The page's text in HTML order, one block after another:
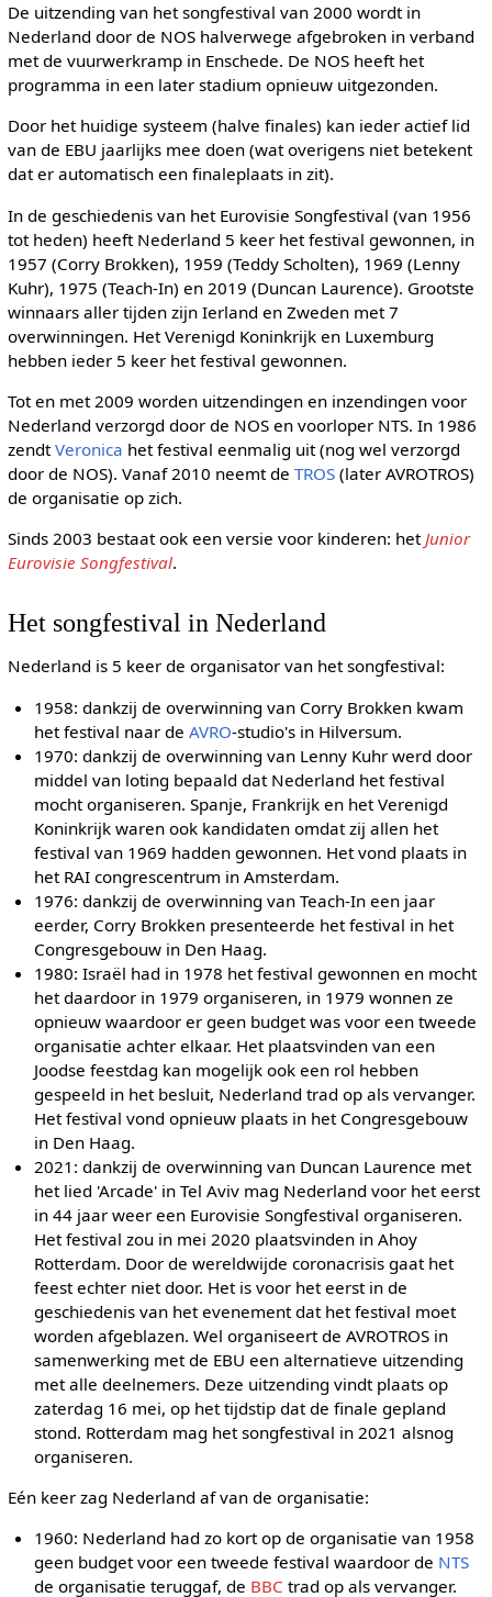
De uitzending van het songfestival van 2000 wordt in
Nederland door de NOS halverwege afgebroken in verband
met de vuurwerkramp in Enschede. De NOS heeft het
programma in een later stadium opnieuw uitgezonden.
Door het huidige systeem (halve finales) kan ieder actief lid
van de EBU jaarlijks mee doen (wat overigens niet betekent
dat er automatisch een finaleplaats in zit).
In de geschiedenis van het Eurovisie Songfestival (van 1956
tot heden) heeft Nederland 5 keer het festival gewonnen, in
1957 (Corry Brokken), 1959 (Teddy Scholten), 1969 (Lenny
Kuhr), 1975 (Teach-In) en 2019 (Duncan Laurence). Grootste
winnaars aller tijden zijn Ierland en Zweden met 7
overwinningen. Het Verenigd Koninkrijk en Luxemburg
hebben ieder 5 keer het festival gewonnen.
Tot en met 2009 worden uitzendingen en inzendingen voor
Nederland verzorgd door de NOS en voorloper NTS. In 1986
zendtVeronica het festival eenmalig uit (nog wel verzorgd
door de NOS). Vanaf 2010 neemt de TROS(later AVROTROS)
de organisatie op zich.
Sinds 2003 bestaat ook een versie voor kinderen: het Junior
Eurovisie Songfestival.
Het songfestival in Nederland
Nederland is 5 keer de organisator van het songfestival:
1958: dankzij de overwinning van Corry Brokken kwam
het festival naar deAVRO-studio's in Hilversum.
1970: dankzij de overwinning van Lenny Kuhr werd door
middel van loting bepaald dat Nederland het festival
mocht organiseren. Spanje, Frankrijk en het Verenigd
Koninkrijk waren ook kandidaten omdat zij allen het
festival van 1969 hadden gewonnen. Het vond plaats in
het RAI congrescentrum in Amsterdam.
1976: dankzij de overwinning van Teach-In een jaar
eerder, Corry Brokken presenteerde het festival in het
Congresgebouw in Den Haag.
1980: Israël had in 1978 het festival gewonnen en mocht
het daardoor in 1979 organiseren, in 1979 wonnen ze
opnieuw waardoor er geen budget was voor een tweede
organisatie achter elkaar. Het plaatsvinden van een
Joodse feestdag kan mogelijk ook een rol hebben
gespeeld in het besluit, Nederland trad op als vervanger.
Het festival vond opnieuw plaats in het Congresgebouw
in Den Haag.
2021: dankzij de overwinning van Duncan Laurence met
het lied 'Arcade' in Tel Aviv mag Nederland voor het eerst
in 44 jaar weer een Eurovisie Songfestival organiseren.
Het festival zou in mei 2020 plaatsvinden in Ahoy
Rotterdam. Door de wereldwijde coronacrisis gaat het
feest echter niet door. Het is voor het eerst in de
geschiedenis van het evenement dat het festival moet
worden afgeblazen. Wel organiseert de AVROTROS in
samenwerking met de EBU een alternatieve uitzending
met alle deelnemers. Deze uitzending vindt plaats op
zaterdag 16 mei, op het tijdstip dat de finale gepland
stond. Rotterdam mag het songfestival in 2021 alsnog
organiseren.
Eén keer zag Nederland af van de organisatie:
1960: Nederland had zo kort op de organisatie van 1958
geen budget voor een tweede festival waardoor de NTS
de organisatie teruggaf, de BBC trad op als vervanger.